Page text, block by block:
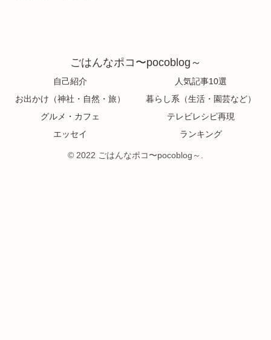
ごはんなポコ〜pocoblog～
自己紹介
人気記事10選
お出かけ（神社・自然・旅）
暮らし系（生活・園芸など）
グルメ・カフェ
テレビレシピ再現
エッセイ
ランキング
© 2022 ごはんなポコ〜pocoblog～.